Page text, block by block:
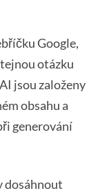
Google,
otázku
jsou založeny
obsahu a
generování
dosáhnout